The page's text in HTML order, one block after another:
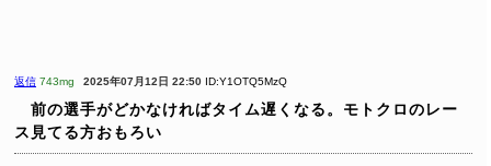
返信 743mg 2025年07月12日 22:50 ID:Y1OTQ5MzQ
前の選手がどかなければタイム遅くなる。モトクロのレー
ス見てる方おもろい